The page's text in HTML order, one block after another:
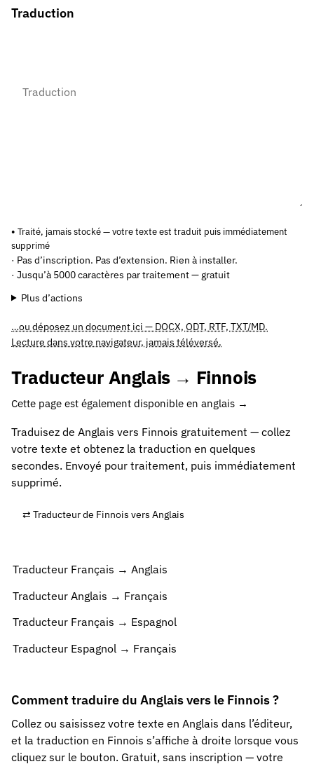
Traducteur Anglais → Finnois
Cette page est également disponible en anglais →
Traduisez de Anglais vers Finnois gratuitement — collez
votre texte et obtenez la traduction en quelques
secondes. Envoyé pour traitement, puis immédiatement
supprimé.
⇄ Traducteur de Finnois vers Anglais
Traité, jamais stocké — votre texte est traduit puis immédiatement
supprimé
· Pas d’inscription. Pas d’extension. Rien à installer.
· Jusqu’à 5000 caractères par traitement — gratuit
Plus d’actions
…ou déposez un document ici — DOCX, ODT, RTF, TXT/MD.
Lecture dans votre navigateur, jamais téléversé.
Traduction
Traducteur Français → Anglais
Traducteur Anglais → Français
Traducteur Français → Espagnol
Traducteur Espagnol → Français
Comment traduire du Anglais vers le Finnois ?
Collez ou saisissez votre texte en Anglais dans l’éditeur,
et la traduction en Finnois s’affiche à droite lorsque vous
cliquez sur le bouton. Gratuit, sans inscription — votre